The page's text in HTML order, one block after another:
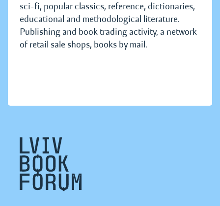
sci-fi, popular classics, reference, dictionaries,
educational and methodological literature.
Publishing and book trading activity, a network
of retail sale shops, books by mail.